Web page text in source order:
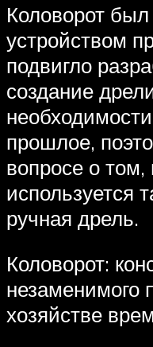
Коловорот
устройством
подвигло
создание
прошлое,
вопросе о том,
используется
ручная дрель.
Коловорот:
незаменимого
хозяйстве